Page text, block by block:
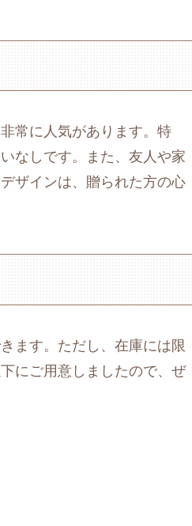
常に人気があります。特
なしです。また、友人や家
ザインは、贈られた方の心
ます。ただし、在庫には限
にご用意しましたので、ぜ